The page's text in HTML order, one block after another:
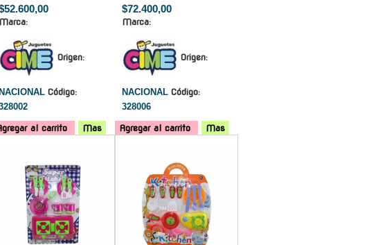
Marca:
Origen:
NACIONAL Código:
al carrito Mas
$72.400,00
Marca:
Origen:
NACIONAL Código:
328006
Agregar al carrito
Mas